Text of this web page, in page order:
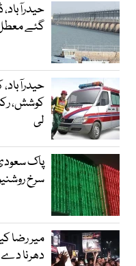
گئے
کوشش،
لی
پاک
سرخ
میر رضا
دھرنا دے